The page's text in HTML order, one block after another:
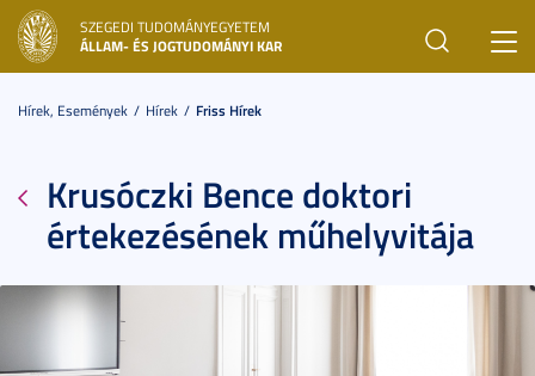
SZEGEDI TUDOMÁNYEGYETEM
ÁLLAM- ÉS JOGTUDOMÁNYI KAR
Hírek, Események Hírek Friss Hírek
Krusóczki Bence doktori
értekezésének műhelyvitája